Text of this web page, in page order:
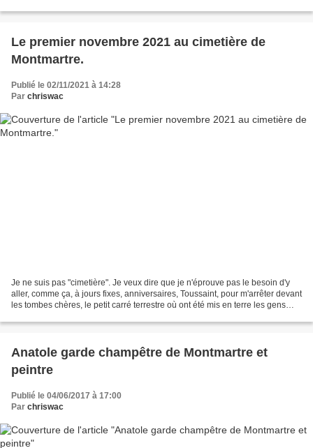
Le premier novembre 2021 au cimetière de
Montmartre.
Publié le 02/11/2021 à 14:28
Par chriswac
Je ne suis pas "cimetière". Je veux dire que je n'éprouve pas le besoin d'y
aller, comme ça, à jours fixes, anniversaires, Toussaint, pour m'arrêter devant
les tombes chères, le petit carré terrestre où ont été mis en terre les gens
Anatole garde champêtre de Montmartre et
peintre
Publié le 04/06/2017 à 17:00
Par chriswac